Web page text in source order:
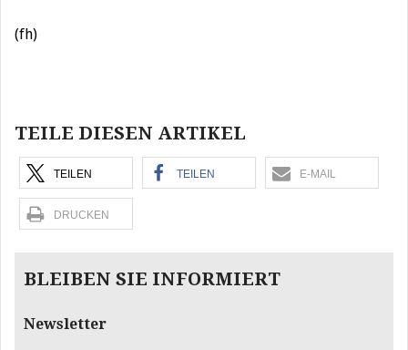
(fh)
TEILE DIESEN ARTIKEL
TEILEN TEILEN E-MAIL
DRUCKEN
BLEIBEN SIE INFORMIERT
Newsletter